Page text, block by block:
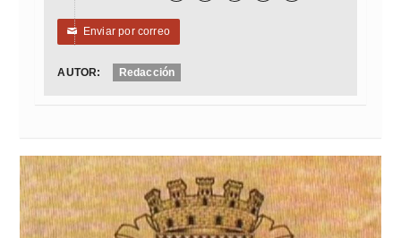
✉ Enviar por correo
AUTOR: Redacción